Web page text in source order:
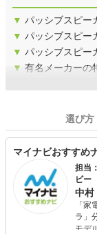
▼ パッシブスピー
▼ パッシブスピー
▼ パッシブスピー
▼ 有名メーカーの
選び方
マイナビおすすめ
担当
ビー
中村
「
ラ」
モデ